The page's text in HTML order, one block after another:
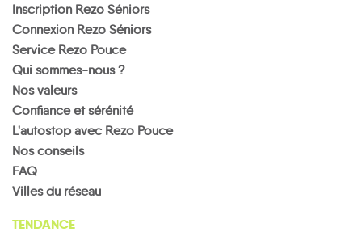
Inscription Rezo Séniors
Connexion Rezo Séniors
Service Rezo Pouce
Qui sommes-nous ?
Nos valeurs
Confiance et sérénité
L'autostop avec Rezo Pouce
Nos conseils
FAQ
Villes du réseau
TENDANCE